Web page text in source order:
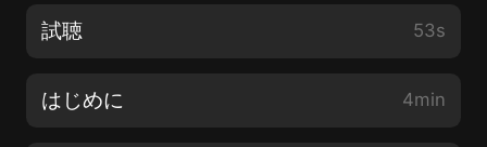
試聴 53s
はじめに 4min